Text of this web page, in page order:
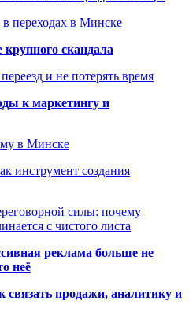
переходах в Минске
крупного скандала
и не потерять время
к маркетингу и
в Минске
инструмент создания
силы: почему
с чистого листа
реклама больше не
неё
связать продажи, аналитику и